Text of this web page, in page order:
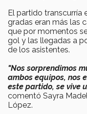
El partido transcurría
gradas eran más las
que por momentos
gol y las llegadas a
de los asistentes.
"Nos sorprendimos
ambos equipos, nos
este partido, se vive
comentó Sayra
López.